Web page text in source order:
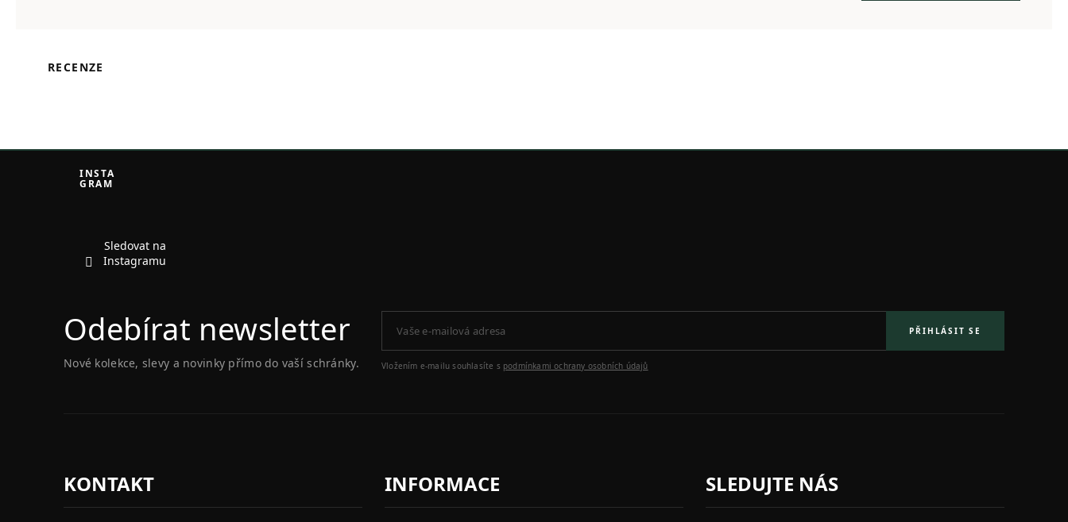
RECENZE
INSTA
GRAM
Sledovat na
Instagramu
Odebírat newsletter
Nové kolekce, slevy a novinky přímo do vaší schránky.
PŘIHLÁSIT SE
Vložením e-mailu souhlasíte s podmínkami ochrany osobních údajů
KONTAKT INFORMACE SLEDUJTE NÁS